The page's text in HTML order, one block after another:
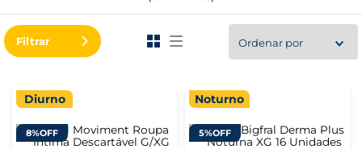
Filtrar Ordenar por
Diurno
8%OFF
Noturno
5%OFF